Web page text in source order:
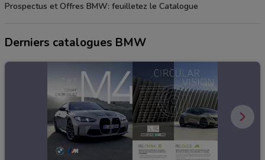
Prospectus et Offres BMW: feuilletez le Catalogue
Derniers catalogues BMW